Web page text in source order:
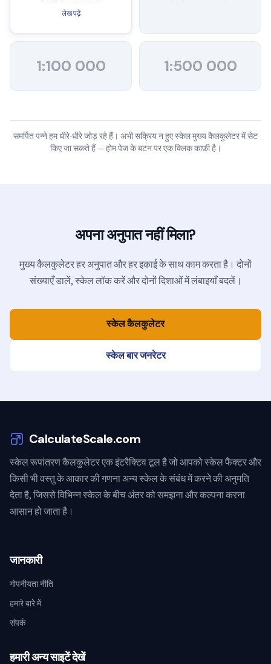
लेख पढ़ें
1:100 000 1:500 000
समर्पित पन्ने हम धीरे-धीरे जोड़ रहे हैं। अभी सक्रिय न हुए स्केल मुख्य कैलकुलेटर में सेट
किए जा सकते हैं — होम पेज के बटन पर एक क्लिक काफ़ी है।
अपना अनुपात नहीं मिला?
मुख्य कैलकुलेटर हर अनुपात और हर इकाई के साथ काम करता है। दोनों
संख्याएँ डालें, स्केल लॉक करें और दोनों दिशाओं में लंबाइयाँ बदलें।
स्केल कैलकुलेटर
स्केल बार जनरेटर
CalculateScale.com
स्केल रूपांतरण कैलकुलेटर एक इंटरैक्टिव टूल है जो आपको स्केल फैक्टर और
किसी भी वस्तु के आकार की गणना अन्य स्केल के संबंध में करने की अनुमति
देता है, जिससे विभिन्न स्केल के बीच अंतर को समझना और कल्पना करना
आसान हो जाता है।
जानकारी
गोपनीयता नीति
हमारे बारे में
संपर्क
हमारी अन्य साइटें देखें